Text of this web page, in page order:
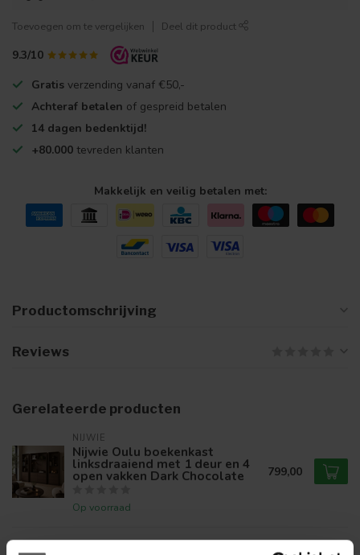
Toevoegen om te vergelijken Deel dit product
9.3/10
Gratis verzending vanaf €50,-
Achteraf betalen of gespreid betalen
14 dagen bedenktijd!
+80.000 tevreden klanten
Makkelijk en veilig betalen met:
Productomschrijving
Reviews
Gerelateerde producten
NIJWIE
Nijwie Oulu boekenkast
linksdraaiend met 1 deur en 4
open vakken Dark Chocolate
Op voorraad
799,00